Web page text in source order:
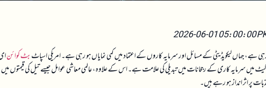
رہی ہے، جہاں لیکویڈیٹی کے مسائل اور سرمایہ کاروں کے اعتماد میں کمی نمایاں ہو رہی ہے۔ امریکی اسپاٹبٹ کوائن
میں سرمایہ کاری کے رجحانات میں تبدیلی کی علامت ہے۔ اس کے علاوہ، عالمی معاشی عوامل جیسے تیل کی قیمتوں میں
پر اثر انداز ہو رہے ہیں۔